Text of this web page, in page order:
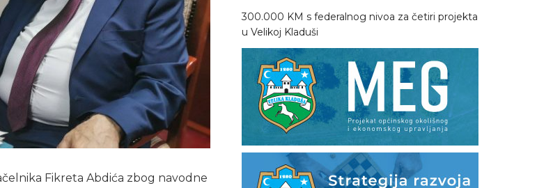
Fikreta Abdića zbog navodne
300.000 KM s federalnog nivoa za četiri projekta
u Velikoj Kladuši